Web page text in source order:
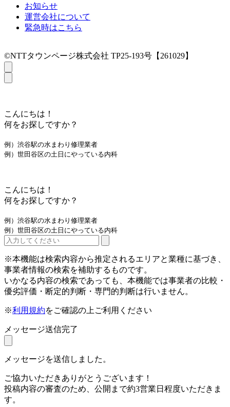
お知らせ
運営会社について
緊急時はこちら
©NTTタウンページ株式会社 TP25-193号【261029】
こんにちは！
何をお探しですか？
例）渋谷駅の水まわり修理業者
例）世田谷区の土日にやっている内科
こんにちは！
何をお探しですか？
例）渋谷駅の水まわり修理業者
例）世田谷区の土日にやっている内科
※本機能は検索内容から推定されるエリアと業種に基づき、
事業者情報の検索を補助するものです。
いかなる内容の検索であっても、本機能では事業者の比較・
優劣評価・断定的判断・専門的判断は行いません。
※利用規約をご確認の上ご利用ください
メッセージ送信完了
メッセージを送信しました。
ご協力いただきありがとうございます！
投稿内容の審査のため、公開まで約3営業日程度いただきま
す。